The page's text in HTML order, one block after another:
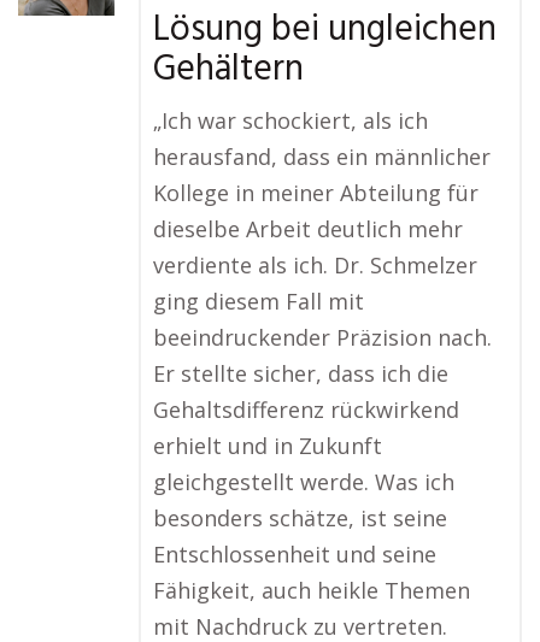
Lösung bei ungleichen
Gehältern
„Ich war schockiert, als ich
herausfand, dass ein männlicher
Kollege in meiner Abteilung für
dieselbe Arbeit deutlich mehr
verdiente als ich. Dr. Schmelzer
ging diesem Fall mit
beeindruckender Präzision nach.
Er stellte sicher, dass ich die
Gehaltsdifferenz rückwirkend
erhielt und in Zukunft
gleichgestellt werde. Was ich
besonders schätze, ist seine
Entschlossenheit und seine
Fähigkeit, auch heikle Themen
mit Nachdruck zu vertreten.